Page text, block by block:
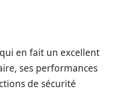
en fait un excellent
ses performances
de sécurité